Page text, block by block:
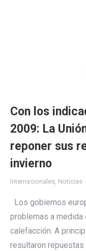
Con los
2009: La
reponer sus
invierno
Internacionales, Noticias
Los gobiernos
problemas a medida
calefacción. A
resultaron